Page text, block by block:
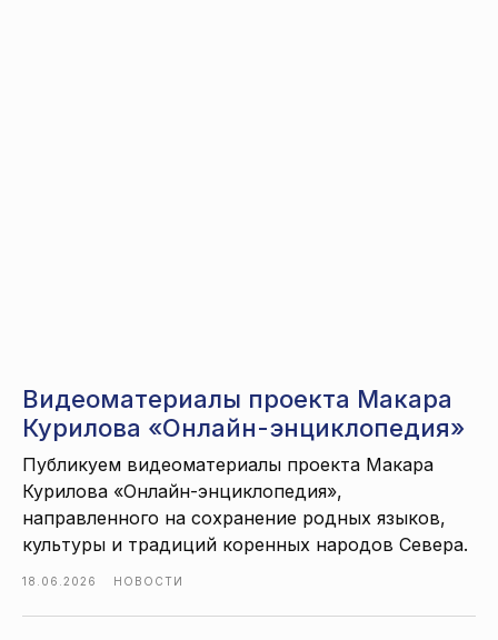
Видеоматериалы проекта Макара
Курилова «Онлайн-энциклопедия»
Публикуем видеоматериалы проекта Макара
Курилова «Онлайн-энциклопедия»,
направленного на сохранение родных языков,
культуры и традиций коренных народов Севера.
18.06.2026 НОВОСТИ